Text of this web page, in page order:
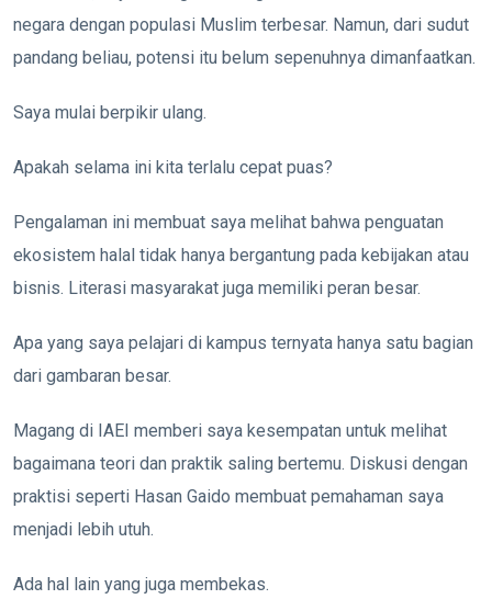
negara dengan populasi Muslim terbesar. Namun, dari sudut
pandang beliau, potensi itu belum sepenuhnya dimanfaatkan.
Saya mulai berpikir ulang.
Apakah selama ini kita terlalu cepat puas?
Pengalaman ini membuat saya melihat bahwa penguatan
ekosistem halal tidak hanya bergantung pada kebijakan atau
bisnis. Literasi masyarakat juga memiliki peran besar.
Apa yang saya pelajari di kampus ternyata hanya satu bagian
dari gambaran besar.
Magang di IAEI memberi saya kesempatan untuk melihat
bagaimana teori dan praktik saling bertemu. Diskusi dengan
praktisi seperti Hasan Gaido membuat pemahaman saya
menjadi lebih utuh.
Ada hal lain yang juga membekas.